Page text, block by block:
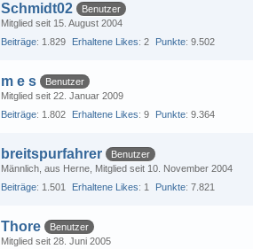
Schmidt02
Benutzer
Mitglied seit 15. August 2004
Beiträge 1.829 Erhaltene Likes 2 Punkte 9.502
m e s
Benutzer
Mitglied seit 22. Januar 2009
Beiträge 1.802 Erhaltene Likes 9 Punkte 9.364
breitspurfahrer
Benutzer
Männlich aus Herne Mitglied seit 10. November 2004
Beiträge 1.501 Erhaltene Likes 1 Punkte 7.821
Thore
Benutzer
Mitglied seit 28. Juni 2005